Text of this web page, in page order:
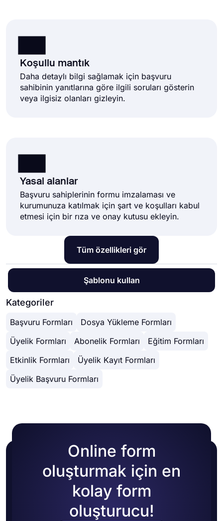
Koşullu mantık
Daha detaylı bilgi sağlamak için başvuru
sahibinin yanıtlarına göre ilgili soruları gösterin
veya ilgisiz olanları gizleyin.
Yasal alanlar
Başvuru sahiplerinin formu imzalaması ve
kurumunuza katılmak için şart ve koşulları kabul
etmesi için bir rıza ve onay kutusu ekleyin.
Tüm özellikleri gör
Şablonu kullan
Kategoriler
Başvuru Formları
Dosya Yükleme Formları
Üyelik Formları
Abonelik Formları
Eğitim Formları
Etkinlik Formları
Üyelik Kayıt Formları
Üyelik Başvuru Formları
Online form
oluşturmak için en
kolay form
oluşturucu!